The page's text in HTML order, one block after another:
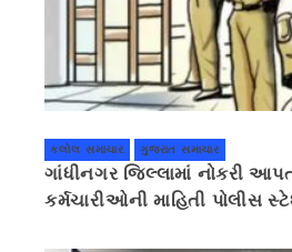
કલોલ સમાચાર ગુજરાત સમાચાર
ગાંધીનગર જિલ્લામાં નોકરી
કર્મચારીઓની માહિતી પોલીસ